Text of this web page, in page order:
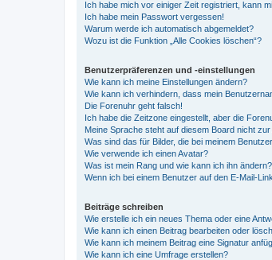
Ich habe mich vor einiger Zeit registriert, kann
Ich habe mein Passwort vergessen!
Warum werde ich automatisch abgemeldet?
Wozu ist die Funktion „Alle Cookies löschen“?
Benutzerpräferenzen und -einstellungen
Wie kann ich meine Einstellungen ändern?
Wie kann ich verhindern, dass mein
Die Forenuhr geht falsch!
Ich habe die Zeitzone eingestellt, aber die
Meine Sprache steht auf diesem Board nicht zur
Was sind das für Bilder, die bei meinem
Wie verwende ich einen Avatar?
Was ist mein Rang und wie kann ich ihn ändern?
Wenn ich bei einem Benutzer auf den E-Mail-
Beiträge schreiben
Wie erstelle ich ein neues Thema oder eine
Wie kann ich einen Beitrag bearbeiten oder
Wie kann ich meinem Beitrag eine Signatur
Wie kann ich eine Umfrage erstellen?